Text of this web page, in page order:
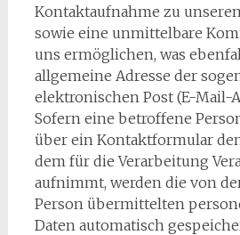
Kontaktaufnahme zu
sowie eine unmittelbare
uns ermöglichen, was
allgemeine Adresse der
elektronischen Post (E-Mail-
Sofern eine betroffene
über ein Kontaktformular
dem für die Verarbeitung
aufnimmt, werden die von
Person übermittelten
Daten automatisch